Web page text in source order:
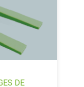
DE